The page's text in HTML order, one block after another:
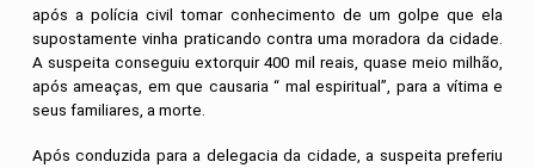
após a polícia civil tomar conhecimento de um golpe que ela
supostamente vinha praticando contra uma moradora da cidade.
A suspeita conseguiu extorquir 400 mil reais, quase meio milhão,
após ameaças, em que causaria “ mal espiritual”, para a vítima e
seus familiares, a morte.
Após conduzida para a delegacia da cidade, a suspeita preferiu